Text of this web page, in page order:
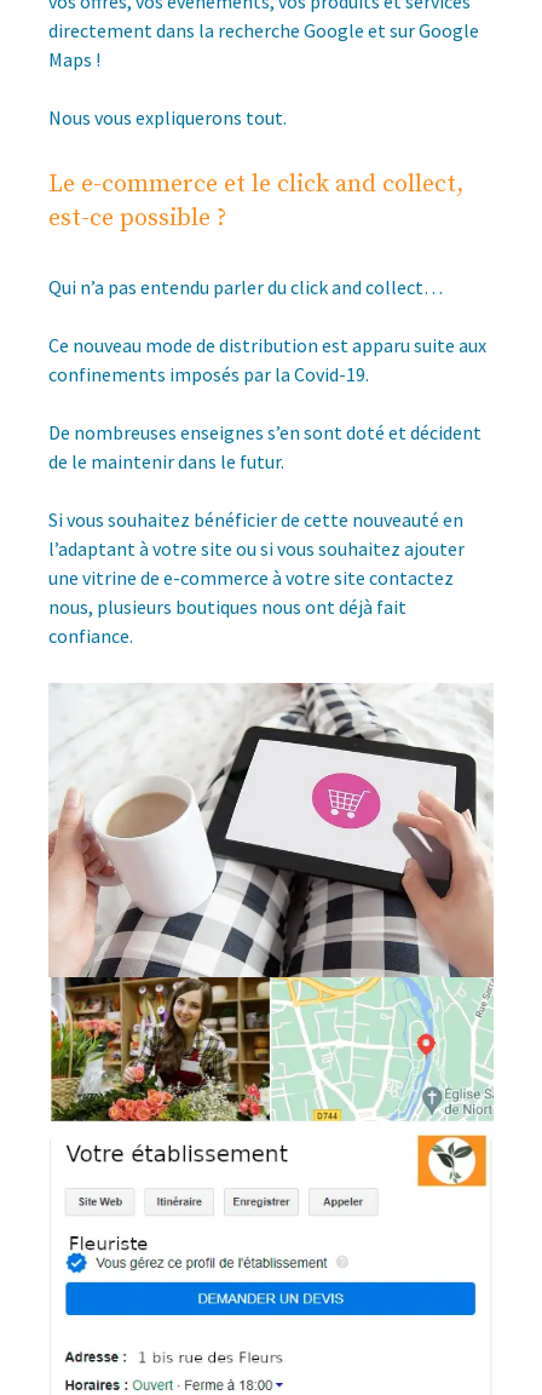
directement dans la recherche Google et sur Google
Maps !
Nous vous expliquerons tout.
Le e-commerce et le click and collect,
est-ce possible ?
Qui n’a pas entendu parler du click and collect…
Ce nouveau mode de distribution est apparu suite aux
confinements imposés par la Covid-19.
De nombreuses enseignes s’en sont doté et décident
de le maintenir dans le futur.
Si vous souhaitez bénéficier de cette nouveauté en
l’adaptant à votre site ou si vous souhaitez ajouter
une vitrine de e-commerce à votre site contactez
nous, plusieurs boutiques nous ont déjà fait
confiance.